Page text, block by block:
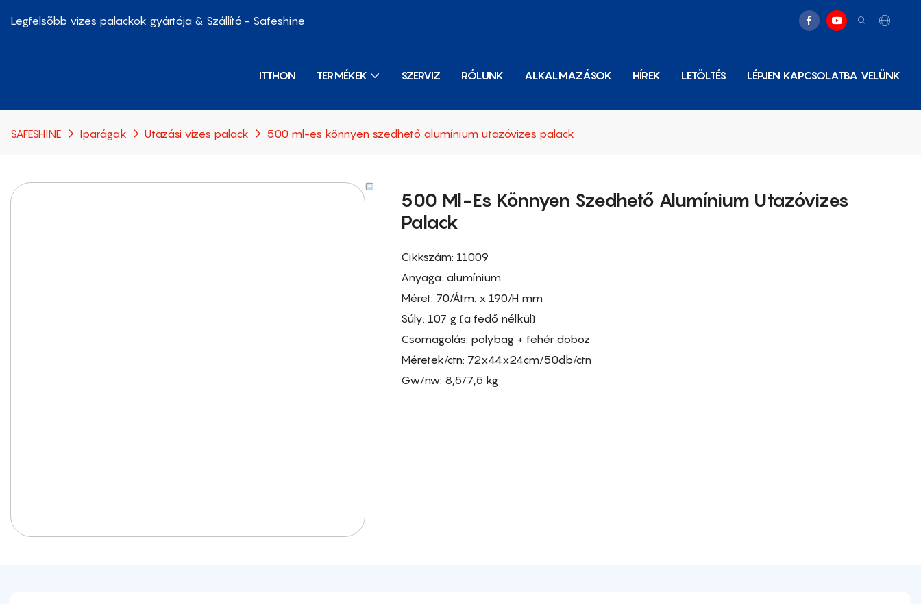
Legfelsõbb vizes palackok gyártója & Szállító - Safeshine
ITTHON TERMÉKEK SZERVIZ RÓLUNK ALKALMAZÁSOK HÍREK LETÖLTÉS LÉPJEN KAPCSOLATBA VELÜNK
SAFESHINE Iparágak Utazási vizes palack 500 ml-es könnyen szedhető alumínium utazóvizes palack
500 Ml-Es Könnyen Szedhető Alumínium Utazóvizes
Palack
Cikkszám: 11009
Anyaga: alumínium
Méret: 70/Átm. x 190/H mm
Súly: 107 g (a fedő nélkül)
Csomagolás: polybag + fehér doboz
Méretek/ctn: 72x44x24cm/50db/ctn
Gw/nw: 8,5/7,5 kg